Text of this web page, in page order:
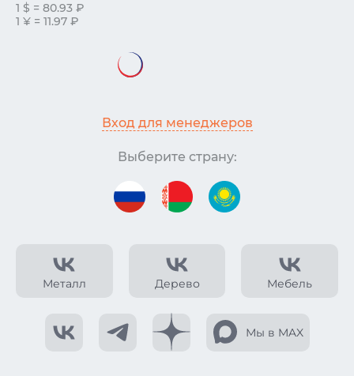
Металл Дерево Мебель
Мы в MAX
1 $ = 80.93 ₽
1 ¥ = 11.97 ₽
Вход для менеджеров
Выберите страну: